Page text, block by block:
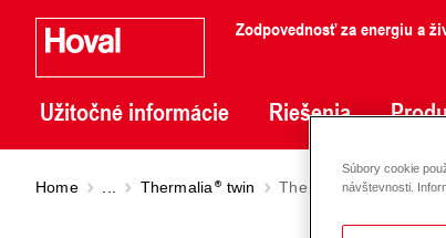
Zodpovednosť za energiu a
Užitočné informácie Riešenia
Home Thermalia twin Thermalia twin H
Súbory cookie
návštevnosti.